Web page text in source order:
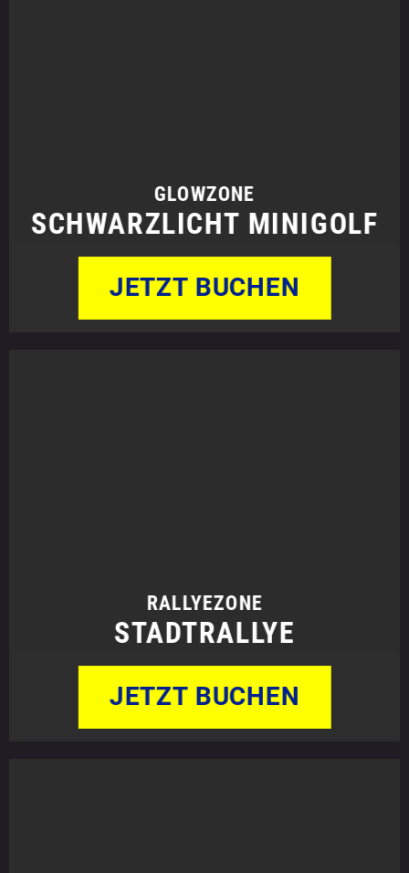
GLOWZONE
SCHWARZLICHT MINIGOLF
JETZT BUCHEN
RALLYEZONE
STADTRALLYE
JETZT BUCHEN